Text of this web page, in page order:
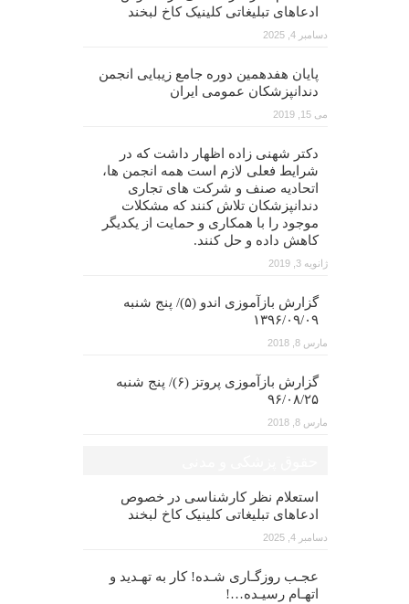
ادعاهای تبلیغاتی کلینیک کاخ لبخند
دسامبر 4, 2025
پایان هفدهمین دوره جامع زیبایی انجمن
دندانپزشکان عمومی ایران
می 15, 2019
دکتر شهنی زاده اظهار داشت که در
شرایط فعلی لازم است همه انجمن ها،
اتحادیه صنف و شرکت های تجاری
دندانپزشکان تلاش کنند که مشکلات
موجود را با همکاری و حمایت از یکدیگر
کاهش داده و حل کنند.
ژانویه 3, 2019
گزارش بازآموزی اندو (۵)/ پنج شنبه
۱۳۹۶/۰۹/۰۹
مارس 8, 2018
گزارش بازآموزی پروتز (۶)/ پنج شنبه
۹۶/۰۸/۲۵
مارس 8, 2018
استعلام نظر کارشناسی در خصوص
ادعاهای تبلیغاتی کلینیک کاخ لبخند
دسامبر 4, 2025
عجـب روزگـاری شـده! کار به تهـدید و
اتهـام رسیـده…!